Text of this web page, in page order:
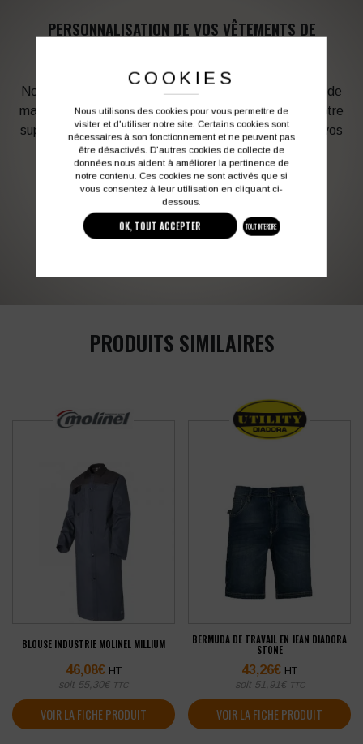
PERSONNALISATION DE VOS VÊTEMENTS DE
Notre graphiste connait les produits et les techniques de
marquage. Elle sera à votre service afin d’optimiser votre
support en fonction des contraintes techniques et de vos
besoins d’image. Profitez de son expérience !
Vous souhaitez avoir plus d’informations ?
PRODUITS SIMILAIRES
BLOUSE INDUSTRIE MOLINEL MILLIUM
46,08€ HT
soit 55,30€ TTC
VOIR LA FICHE PRODUIT
BERMUDA DE TRAVAIL EN JEAN DIADORA
STONE
43,26€ HT
soit 51,91 € TTC
VOIR LA FICHE PRODUIT
COOKIES
Nous utilisons des cookies pour vous permettre de
visiter et d'utiliser notre site. Certains cookies sont
nécessaires à son fonctionnement et ne peuvent pas
être désactivés. D'autres cookies de collecte de
données nous aident à améliorer la pertinence de
notre contenu. Ces cookies ne sont activés que si
vous consentez à leur utilisation en cliquant ci-
dessous.
OK, TOUT ACCEPTER TOUT INTERDIRE